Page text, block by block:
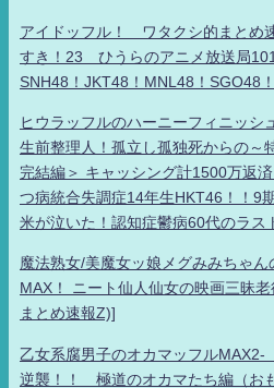
アイドッフル！ ワタクシ的まとめ
すき！23 ひうらのアニメ放送局
SNH48！JKT48！MNL48！SGO48
ヒウラッフルのハーニーフィニッシ
生前整理人！孤立し孤独死からの～
完結編＞ キャッシング計1500万返
つ病統合失調症14年生HKT46！！9
米が泣いた！認知症鬱病60代のラス
魔法熟女/美魔女ッ娘メグみみちゃ
MAX！ ニート仙人仙女の映画三昧
まとめ速報Z)]
乙女系腐男子のオカマッフル
逆襲！！ 極道のオカマたち編（お